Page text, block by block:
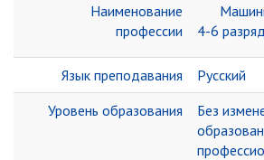
Наименование
профессии
4-6 разряд
Язык преподавания
Русский
Уровень образования
Без